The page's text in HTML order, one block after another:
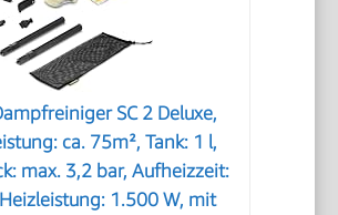
SC 2 Deluxe,
ca. 75m², Tank: 1 l,
max. 3,2 bar, Aufheizzeit:
1.500 W, mit